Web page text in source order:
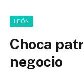
LEÓN
Choca
negocio